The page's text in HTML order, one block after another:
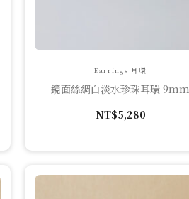
Earrings 耳環
鏡面絲綢白淡水珍珠耳環 9mm
NT$5,280